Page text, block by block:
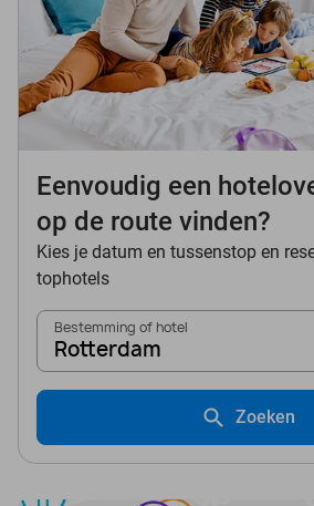
Eenvoudig een
op de route vinden?
Kies je datum en tussenstop en
tophotels
Bestemming of hotel
Rotterdam
Zoeken